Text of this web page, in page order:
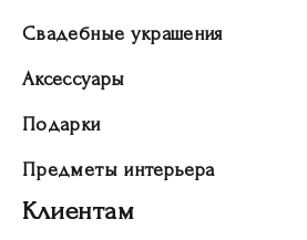
Свадебные украшения
Аксессуары
Подарки
Предметы интерьера
Клиентам